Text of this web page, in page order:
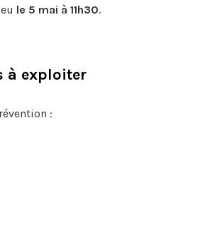
le 5 mai à 11h30.
à exploiter
: